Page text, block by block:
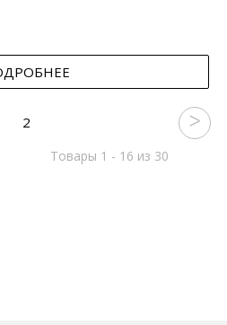
2
Товары 1 - 16 из 30